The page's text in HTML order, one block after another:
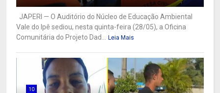
JAPERI — O Auditório do Núcleo de Educação Ambiental
Vale do Ipê sediou, nesta quinta-feira (28/05), a Oficina
Comunitária do Projeto Dad...
Leia Mais
10